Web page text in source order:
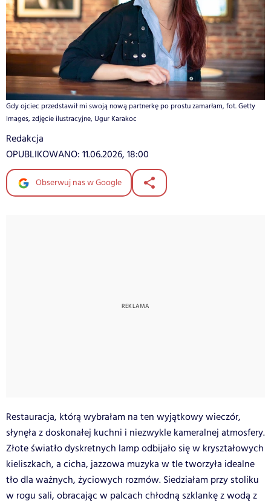
Gdy ojciec przedstawił mi swoją nową partnerkę po prostu zamarłam, fot. Getty
Images, zdjęcie ilustracyjne, Ugur Karakoc
Redakcja
OPUBLIKOWANO: 11.06.2026, 18:00
Obserwuj nas w Google
Restauracja, którą wybrałam na ten wyjątkowy wieczór,
słynęła z doskonałej kuchni i niezwykle kameralnej atmosfery.
Złote światło dyskretnych lamp odbijało się w kryształowych
kieliszkach, a cicha, jazzowa muzyka w tle tworzyła idealne
tło dla ważnych, życiowych rozmów. Siedziałam przy stoliku
w rogu sali, obracając w palcach chłodną szklankę z wodą z